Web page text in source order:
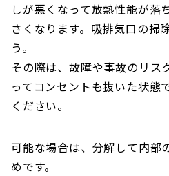
しが悪くなって放熱性能が落
さくなります。吸排気口の掃
う。
その際は、故障や事故のリス
ってコンセントも抜いた状態
ください。
可能な場合は、分解して内部
めです。